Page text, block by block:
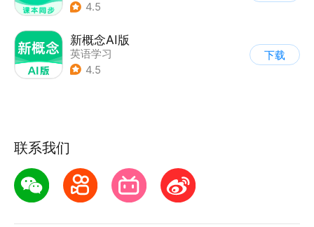
4.5
新概念AI版
英语学习
4.5
下载
联系我们